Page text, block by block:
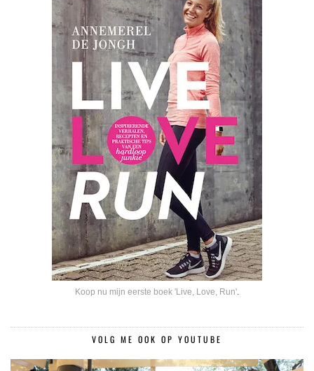
Koop nu mijn eerste boek 'Live, Love, Run'
VOLG ME OOK OP YOUTUBE